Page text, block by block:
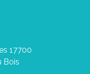
17700
Bois